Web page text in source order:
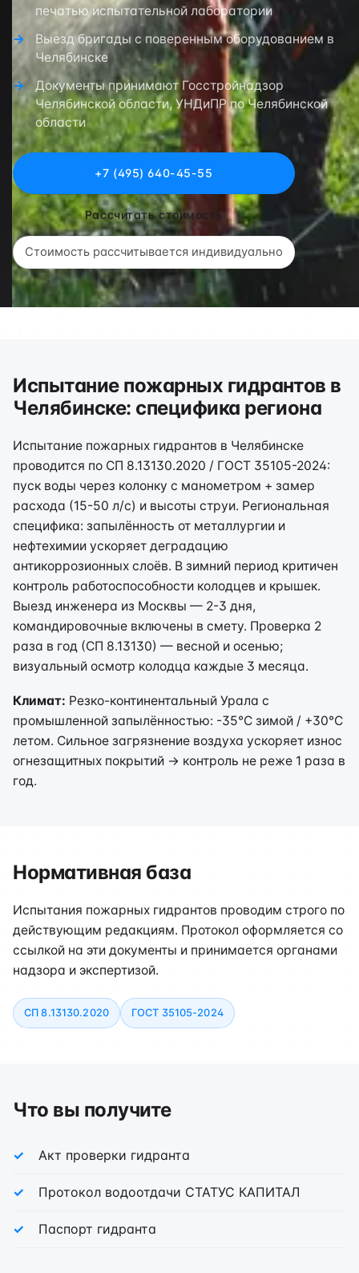
печатью испытательной лаборатории
Выезд бригады с поверенным оборудованием в
Челябинске
Документы принимают Госстройнадзор
Челябинской области, УНДиПР по Челябинской
области
+7 (495) 640-45-55
Рассчитать стоимость
Стоимость рассчитывается индивидуально
Испытание пожарных гидрантов в
Челябинске: специфика региона
Испытание пожарных гидрантов в Челябинске
проводится по СП 8.13130.2020 / ГОСТ 35105-2024:
пуск воды через колонку с манометром + замер
расхода (15-50 л/с) и высоты струи. Региональная
специфика: запылённость от металлургии и
нефтехимии ускоряет деградацию
антикоррозионных слоёв. В зимний период критичен
контроль работоспособности колодцев и крышек.
Выезд инженера из Москвы — 2-3 дня,
командировочные включены в смету. Проверка 2
раза в год (СП 8.13130) — весной и осенью;
визуальный осмотр колодца каждые 3 месяца.
Климат: Резко-континентальный Урала с
промышленной запылённостью: -35°C зимой / +30°C
летом. Сильное загрязнение воздуха ускоряет износ
огнезащитных покрытий → контроль не реже 1 раза в
год.
Нормативная база
Испытания пожарных гидрантов проводим строго по
действующим редакциям. Протокол оформляется со
ссылкой на эти документы и принимается органами
надзора и экспертизой.
СП 8.13130.2020 ГОСТ 35105-2024
Что вы получите
Акт проверки гидранта
Протокол водоотдачи СТАТУС КАПИТАЛ
Паспорт гидранта